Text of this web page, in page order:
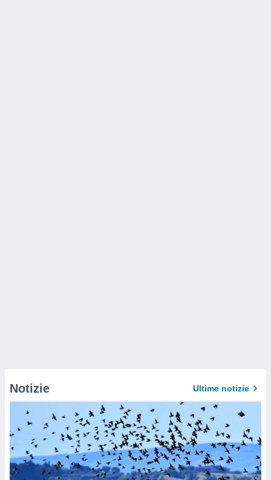
Notizie Ultime notizie